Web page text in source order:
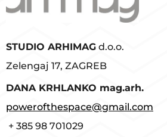
STUDIO ARHIMAG d.o.o.
Zelengaj 17, ZAGREB
DANA KRHLANKO mag.arh.
powerofthespace@gmail.com
+ 385 98 701029